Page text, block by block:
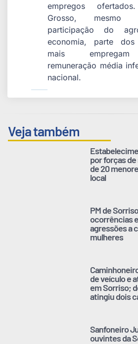
empregos
Grosso,
participação do
economia, parte
mais empregam
remuneração média
nacional.
Veja também
por forças
de 20
local
PM de
ocorrências
agressões a
mulheres
de veículo e
em Sorriso;
atingiu dois
Sanfoneiro
ouvintes da